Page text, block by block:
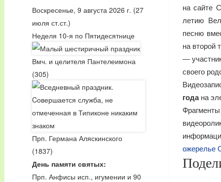
на сайте
летию
песню
на второй
—
своего
годана
ожерелье
Воскресенье, 9 августа 2026 г. (27
июля ст.ст.)
Неделя 10-я по Пятидесятнице
Вмч. и целителя Пантелеимона
(305)
Прп. Германа Аляскинского
(1837)
День памяти святых:
Прп. Анфисы исп., игумении и 90